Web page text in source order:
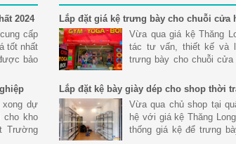
2024
cấp
tốt nhất
bảo
xong dự
cho kho
Trường
Lắp đặt giá kệ trưng bày cho chuỗi cửa
Sport tại Tp. Hồ Chí MinhVừa qua giá kệ Thăng
tác tư vấn, thiết kế và
trưng bày cho chuỗi cửa
Lắp đặt kệ bày giày dép cho shop thời
Vừa qua chủ shop tại
hệ với giá kệ Thăng
thống giá kệ để trưng